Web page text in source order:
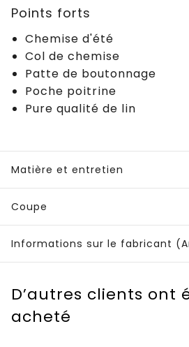
Points forts
Chemise d'été
Col de chemise
Patte de boutonnage
Poche poitrine
Pure qualité de lin
Matière et entretien
Coupe
Informations sur le fabricant
D’autres clients ont
acheté